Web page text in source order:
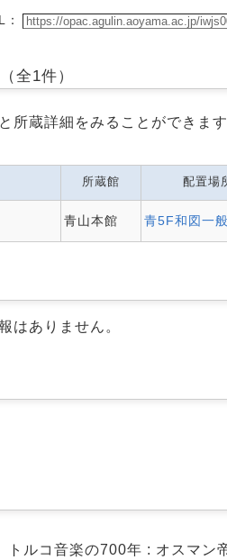
全1件）
所蔵詳細をみることができます
所蔵館 配置場
青山本館 青5F和図一般
はありません。
トルコ音楽の700年 : オスマン